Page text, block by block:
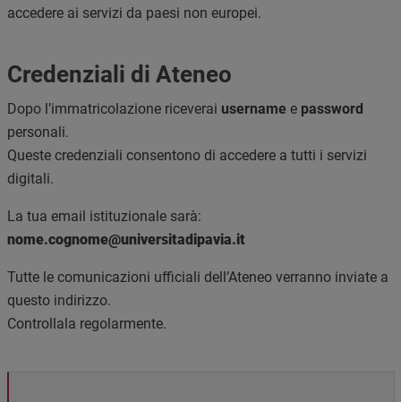
accedere ai servizi da paesi non europei.
Credenziali di Ateneo
Dopo l’immatricolazione riceverai username e password
personali.
Queste credenziali consentono di accedere a tutti i servizi
digitali.
La tua email istituzionale sarà:
nome.cognome@universitadipavia.it
Tutte le comunicazioni ufficiali dell’Ateneo verranno inviate a
questo indirizzo.
Controllala regolarmente.